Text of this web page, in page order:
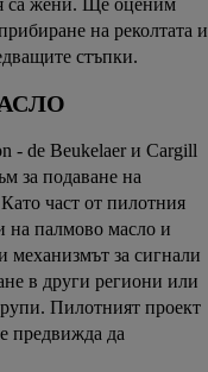
на реколтата и
стъпки.
- de Beukelaer и Cargill
за подаване на
част от пилотния
на палмово масло и
механизмът за сигнали
в други региони или
Пилотният проект
предвижда да
за
правната